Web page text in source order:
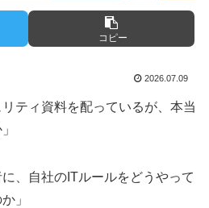
コピー
2026.07.09
リティ資料を配っているが、本当
に、自社のITルールをどうやって
」